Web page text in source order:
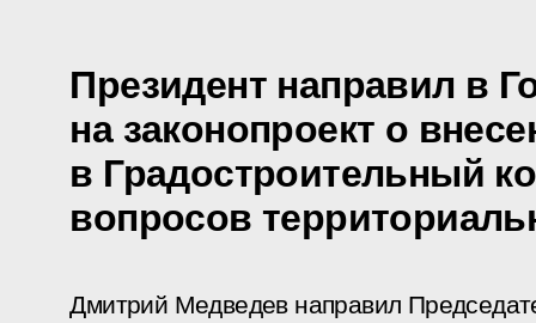
Президент направил в
на законопроект о
в Градостроительный
вопросов
Дмитрий Медведев направил